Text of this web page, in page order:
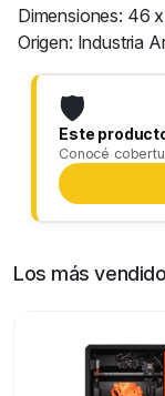
Dimensiones: 46
Origen: Industria
🛡️
Este
Conocé
Los más